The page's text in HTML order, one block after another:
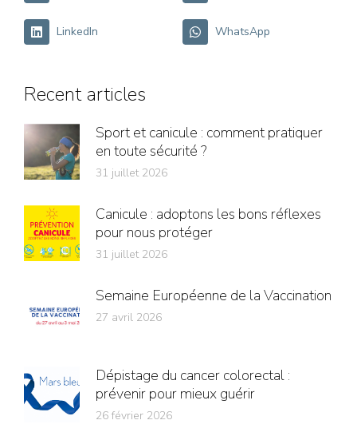
LinkedIn WhatsApp
Recent articles
Sport et canicule : comment pratiquer
en toute sécurité ?
31 juillet 2026
Canicule : adoptons les bons réflexes
pour nous protéger
31 juillet 2026
Semaine Européenne de la Vaccination
27 avril 2026
Dépistage du cancer colorectal :
prévenir pour mieux guérir
26 février 2026